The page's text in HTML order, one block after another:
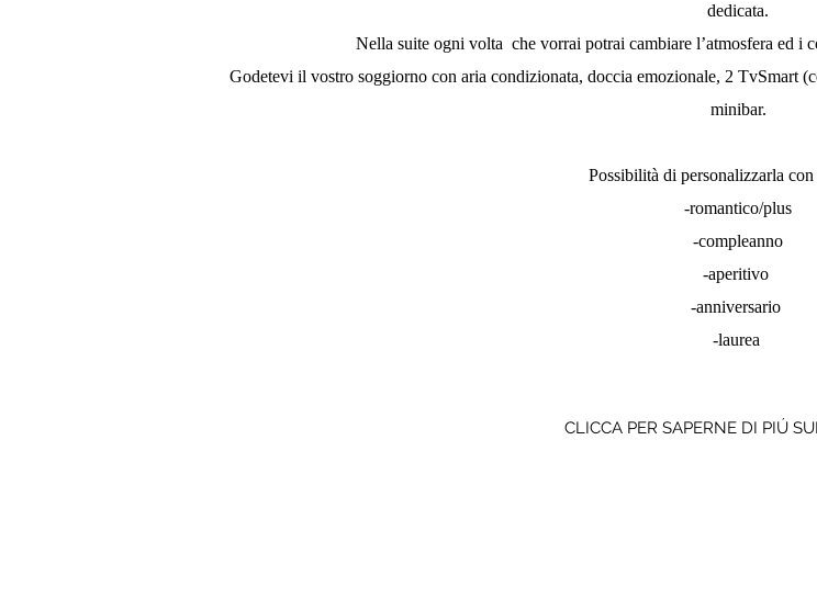
dedicata.
Nella suite ogni volta che vorrai potrai cambiare l’atmosfera ed i
Godetevi il vostro soggiorno con aria condizionata, doccia emozionale, 2 TvSmart
minibar.
Possibilità di personalizzarla con
-romantico/plus
-compleanno
-aperitivo
-anniversario
-laurea
CLICCA PER SAPERNE DI PIÚ